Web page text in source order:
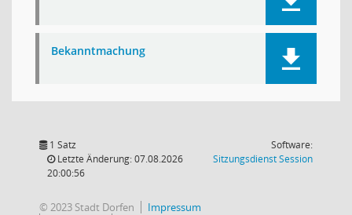
Bekanntmachung
1 Satz
Letzte Änderung: 07.08.2026
20:00:56
Software:
SitzungsdienstSession(Wird in
© 2023 Stadt Dorfen
Impressum